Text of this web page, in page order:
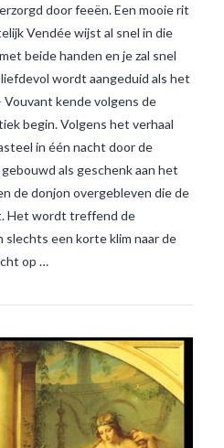
door feeën. Een mooie rit
Vendée wijst al snel in die
beide handen en je zal snel
wordt aangeduid als het
kende volgens de
begin. Volgens het verhaal
in één nacht door de
als geschenk aan het
de donjon overgebleven die de
Het wordt treffend de
een korte klim naar de
op …